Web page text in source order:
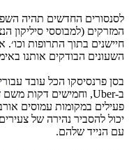
לסנסורים החדשים תהיה
המזרקים (למבוססי סיליקון
חיישנים בתוך התרופות
השעונים הבודקים אותנו
בסן פרנסיסקו הכל עובד
ב-Uber, וחמישים דקות משם
פעילים במקומות עמוסים
יכול להסביר נהירה של
עם הנייד שלהם.